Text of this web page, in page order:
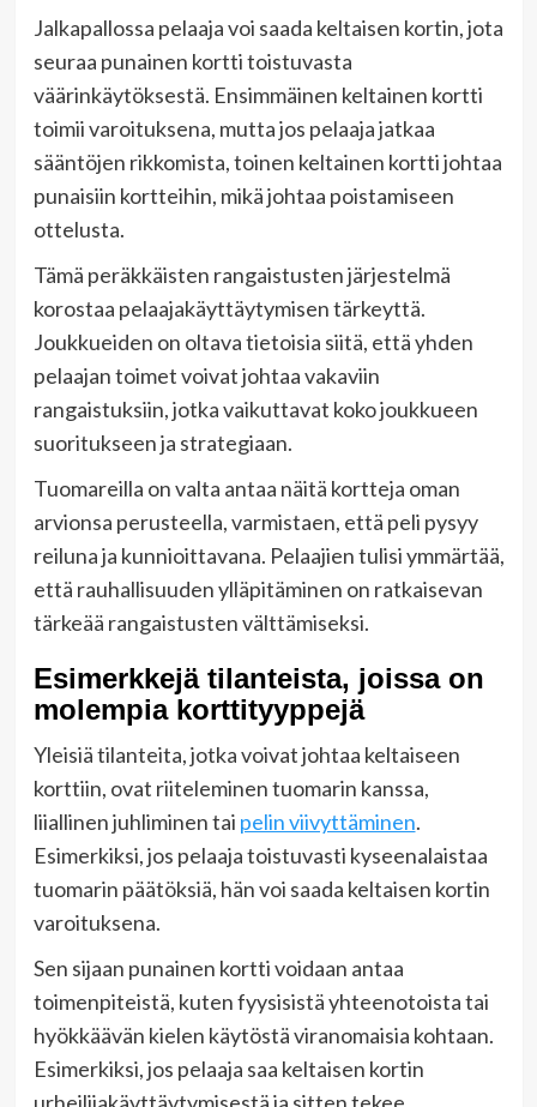
Jalkapallossa pelaaja voi saada keltaisen kortin, jota
seuraa punainen kortti toistuvasta
väärinkäytöksestä. Ensimmäinen keltainen kortti
toimii varoituksena, mutta jos pelaaja jatkaa
sääntöjen rikkomista, toinen keltainen kortti johtaa
punaisiin kortteihin, mikä johtaa poistamiseen
ottelusta.
Tämä peräkkäisten rangaistusten järjestelmä
korostaa pelaajakäyttäytymisen tärkeyttä.
Joukkueiden on oltava tietoisia siitä, että yhden
pelaajan toimet voivat johtaa vakaviin
rangaistuksiin, jotka vaikuttavat koko joukkueen
suoritukseen ja strategiaan.
Tuomareilla on valta antaa näitä kortteja oman
arvionsa perusteella, varmistaen, että peli pysyy
reiluna ja kunnioittavana. Pelaajien tulisi ymmärtää,
että rauhallisuuden ylläpitäminen on ratkaisevan
tärkeää rangaistusten välttämiseksi.
Esimerkkejä tilanteista, joissa on
molempia korttityyppejä
Yleisiä tilanteita, jotka voivat johtaa keltaiseen
korttiin, ovat riiteleminen tuomarin kanssa,
liiallinen juhliminen tai pelin viivyttäminen.
Esimerkiksi, jos pelaaja toistuvasti kyseenalaistaa
tuomarin päätöksiä, hän voi saada keltaisen kortin
varoituksena.
Sen sijaan punainen kortti voidaan antaa
toimenpiteistä, kuten fyysisistä yhteenotoista tai
hyökkäävän kielen käytöstä viranomaisia kohtaan.
Esimerkiksi, jos pelaaja saa keltaisen kortin